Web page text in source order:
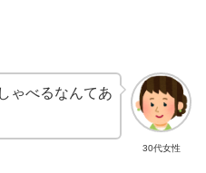
30代女性
ゃべるなんてあ